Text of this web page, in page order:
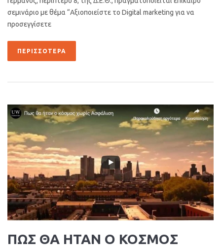
σεμινάριο με θέμα “Αξιοποιείστε το Digital marketing για να
προσεγγίσετε
ΠΕΡΙΣΣΌΤΕΡΑ
ΠΩΣ ΘΑ ΗΤΑΝ Ο ΚΟΣΜΟΣ